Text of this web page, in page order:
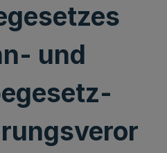
und